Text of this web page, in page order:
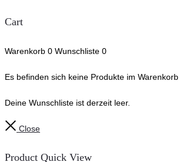
Cart
Warenkorb 0 Wunschliste 0
Es befinden sich keine Produkte im Warenkorb.
Deine Wunschliste ist derzeit leer.
Close
Product Quick View